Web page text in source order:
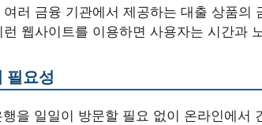
러 금융 기관에서 제공하는 대출 상품의
웹사이트를 이용하면 사용자는 시간과
필요성
을 일일이 방문할 필요 없이 온라인에서